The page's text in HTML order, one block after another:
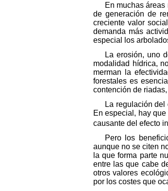
En muchas
de generación de
creciente valor
demanda más
especial los
La erosión, uno
modalidad hídrica,
merman la
forestales es
contención de
La regulación
En especial, hay
causante del efecto
Pero los
aunque no se citen
la que forma parte
entre las que cabe
otros valores
por los costes que